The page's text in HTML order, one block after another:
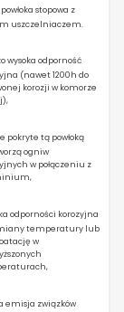
stopowa z
uszczelniaczem.
wysoka odporność
(nawet 1200h do
korozji w komorze
pokryte tą powłoką
ogniw
w połączeniu z
odporności korozyjna
temperatury lub
w
emisja związków